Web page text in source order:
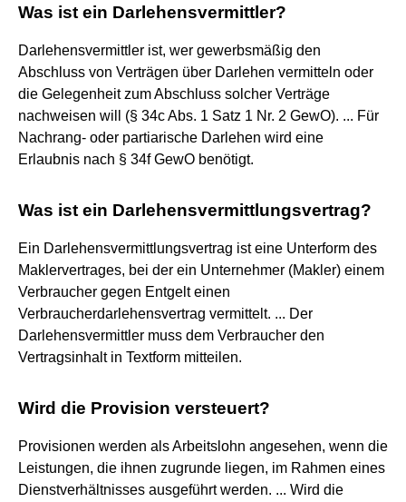
Was ist ein Darlehensvermittler?
Darlehensvermittler ist, wer gewerbsmäßig den
Abschluss von Verträgen über Darlehen vermitteln oder
die Gelegenheit zum Abschluss solcher Verträge
nachweisen will (§ 34c Abs. 1 Satz 1 Nr. 2 GewO). ... Für
Nachrang- oder partiarische Darlehen wird eine
Erlaubnis nach § 34f GewO benötigt.
Was ist ein Darlehensvermittlungsvertrag?
Ein Darlehensvermittlungsvertrag ist eine Unterform des
Maklervertrages, bei der ein Unternehmer (Makler) einem
Verbraucher gegen Entgelt einen
Verbraucherdarlehensvertrag vermittelt. ... Der
Darlehensvermittler muss dem Verbraucher den
Vertragsinhalt in Textform mitteilen.
Wird die Provision versteuert?
Provisionen werden als Arbeitslohn angesehen, wenn die
Leistungen, die ihnen zugrunde liegen, im Rahmen eines
Dienstverhältnisses ausgeführt werden. ... Wird die